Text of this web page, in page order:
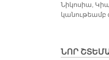
Նի­կո­սիա,
կա­նու­թեամբ
ՆՈՐ